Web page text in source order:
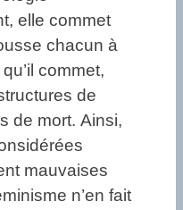
elle commet
chacun à
commet,
de
de mort. Ainsi,
mauvaises
n’en fait